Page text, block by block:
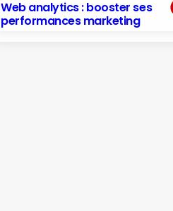
Web analytics : booster ses
performances marketing